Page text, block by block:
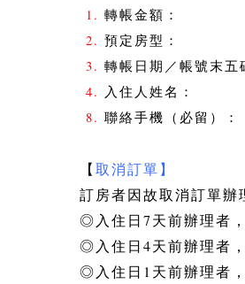
1. 轉帳金額：
2. 預定房型：
3. 轉帳日期／帳號末五
4.
入住人姓名：
8. 聯絡手機（必留）：
【取消訂單】
訂房者因故取消訂單
◎入住日7天前辦理者
◎入住 日4天前辦理者
◎ 入住 日1天前辦理者